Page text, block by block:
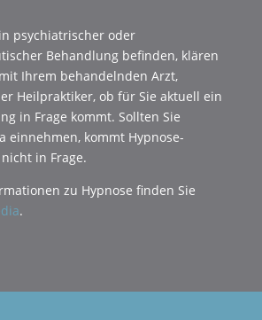
psychiatrischer oder
Behandlung befinden, klären
Ihrem behandelnden Arzt,
Heilpraktiker, ob für Sie aktuell ein
in Frage kommt. Sollten Sie
einnehmen, kommt Hypnose-
in Frage.
zu Hypnose finden Sie
.